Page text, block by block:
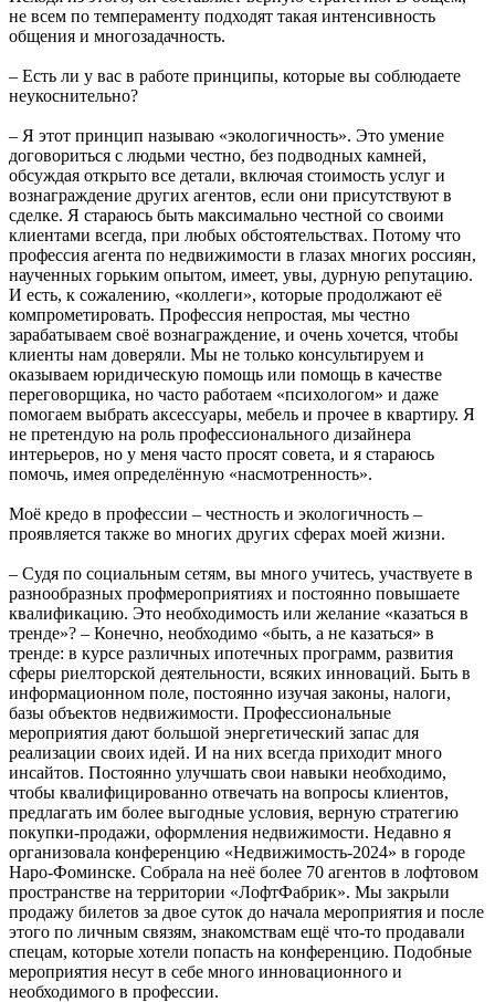
не всем по темпераменту подходят такая интенсивность
общения и многозадачность.
– Есть ли у вас в работе принципы, которые вы соблюдаете
неукоснительно?
– Я этот принцип называю «экологичность». Это умение
договориться с людьми честно, без подводных камней,
обсуждая открыто все детали, включая стоимость услуг и
вознаграждение других агентов, если они присутствуют в
сделке. Я стараюсь быть максимально честной со своими
клиентами всегда, при любых обстоятельствах. Потому что
профессия агента по недвижимости в глазах многих россиян,
наученных горьким опытом, имеет, увы, дурную репутацию.
И есть, к сожалению, «коллеги», которые продолжают её
компрометировать. Профессия непростая, мы честно
зарабатываем своё вознаграждение, и очень хочется, чтобы
клиенты нам доверяли. Мы не только консультируем и
оказываем юридическую помощь или помощь в качестве
переговорщика, но часто работаем «психологом» и даже
помогаем выбрать аксессуары, мебель и прочее в квартиру. Я
не претендую на роль профессионального дизайнера
интерьеров, но у меня часто просят совета, и я стараюсь
помочь, имея определённую «насмотренность».
Моё кредо в профессии – честность и экологичность –
проявляется также во многих других сферах моей жизни.
– Судя по социальным сетям, вы много учитесь, участвуете в
разнообразных профмероприятиях и постоянно повышаете
квалификацию. Это необходимость или желание «казаться в
тренде»? – Конечно, необходимо «быть, а не казаться» в
тренде: в курсе различных ипотечных программ, развития
сферы риелторской деятельности, всяких инноваций. Быть в
информационном поле, постоянно изучая законы, налоги,
базы объектов недвижимости. Профессиональные
мероприятия дают большой энергетический запас для
реализации своих идей. И на них всегда приходит много
инсайтов. Постоянно улучшать свои навыки необходимо,
чтобы квалифицированно отвечать на вопросы клиентов,
предлагать им более выгодные условия, верную стратегию
покупки-продажи, оформления недвижимости. Недавно я
организовала конференцию «Недвижимость-2024» в городе
Наро-Фоминске. Собрала на неё более 70 агентов в лофтовом
пространстве на территории «ЛофтФабрик». Мы закрыли
продажу билетов за двое суток до начала мероприятия и после
этого по личным связям, знакомствам ещё что-то продавали
спецам, которые хотели попасть на конференцию. Подобные
мероприятия несут в себе много инновационного и
необходимого в профессии.